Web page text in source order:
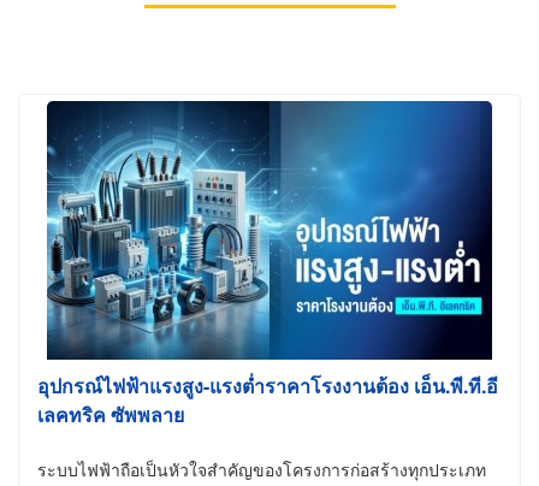
อุปกรณ์ไฟฟ้าแรงสูง-แรงต่ำราคาโรงงานต้อง เอ็น.พี.ที.อี
เลคทริค ซัพพลาย
ระบบไฟฟ้าถือเป็นหัวใจสำคัญของโครงการก่อสร้างทุกประเภท